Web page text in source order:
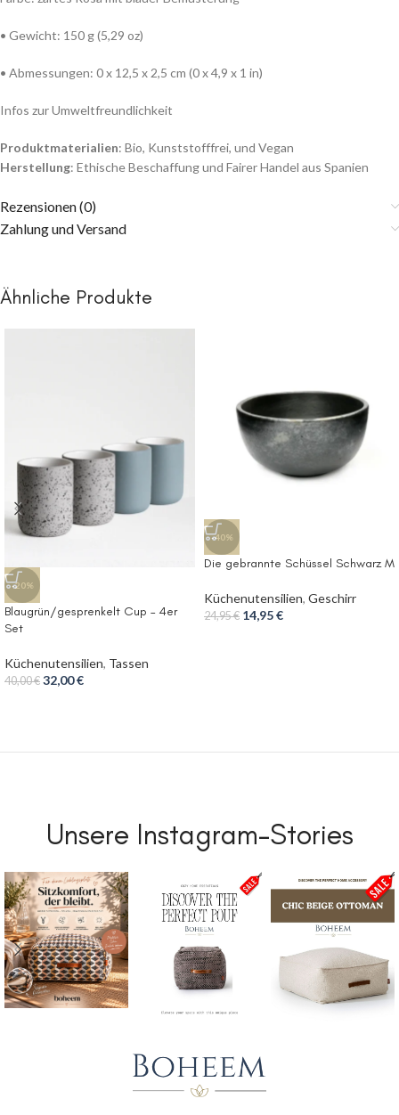
• Gewicht: 150 g (5,29 oz)
• Abmessungen: 0 x 12,5 x 2,5 cm (0 x 4,9 x 1 in)
Infos zur Umweltfreundlichkeit
Produktmaterialien: Bio, Kunststofffrei, und Vegan
Herstellung: Ethische Beschaffung und Fairer Handel aus Spanien
Rezensionen (0)
Zahlung und Versand
Ähnliche Produkte
-20%
Blaugrün/gesprenkelt Cup – 4er
Set
Küchenutensilien, Tassen
40,00€ 32,00€
-40%
Die gebrannte Schüssel Schwarz M
Küchenutensilien, Geschirr
24,95€ 14,95€
Unsere Instagram-Stories